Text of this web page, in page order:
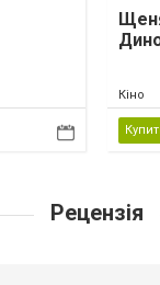
Кіно
Рецензія